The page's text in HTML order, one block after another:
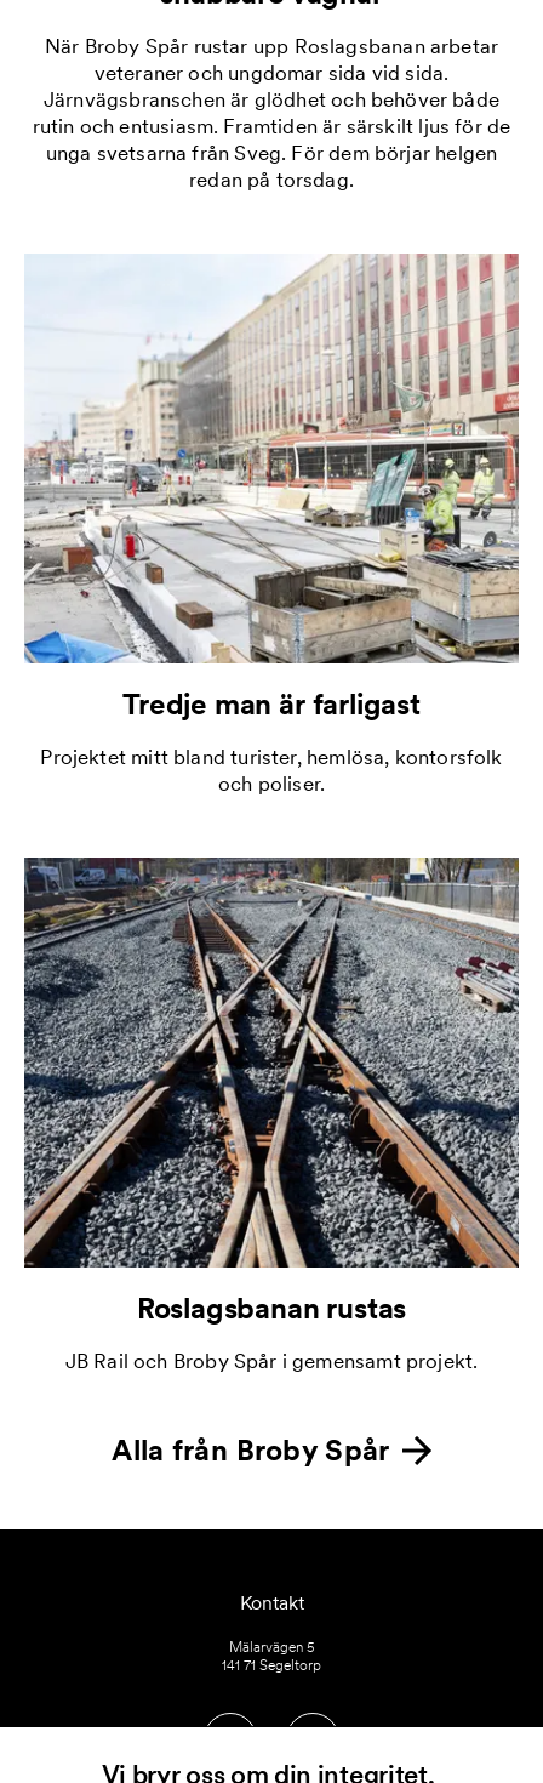
När Broby Spår rustar upp Roslagsbanan arbetar
veteraner och ungdomar sida vid sida.
Järnvägsbranschen är glödhet och behöver både
rutin och entusiasm. Framtiden är särskilt ljus för de
unga svetsarna från Sveg. För dem börjar helgen
redan på torsdag.
Tredje man är farligast
Projektet mitt bland turister, hemlösa, kontorsfolk
och poliser.
Roslagsbanan rustas
JB Rail och Broby Spår i gemensamt projekt.
Alla från Broby Spår
Vi bryr oss om din integritet.
Kontakt
Mälarvägen 5
141 71 Segeltorp